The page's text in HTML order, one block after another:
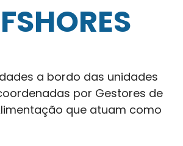
a bordo das unidades
por Gestores de
que atuam como